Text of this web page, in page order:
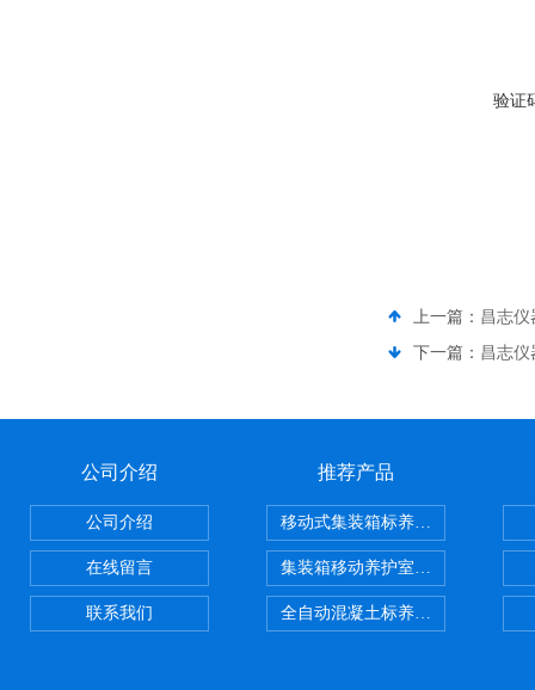
验证
上一篇： 昌志仪
下一篇： 昌志仪
公司介绍
公司介绍
在线留言
联系我们
推荐产品
移动式集装箱标养室 养护室设备
集装箱移动养护室 标养室
全自动混凝土标养室恒温恒湿设备